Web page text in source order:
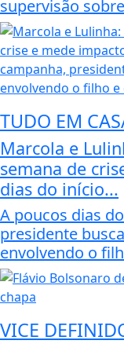
supervisão
TUDO EM
Marcola e
semana de
dias do início...
A poucos dias
presidente
envolvendo o
VICE